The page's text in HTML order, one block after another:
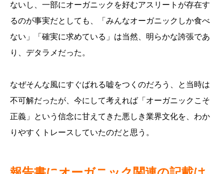
ないし、一部にオーガニックを好むアスリートが存在す
るのが事実だとしても、「みんなオーガニックしか食べ
ない」「確実に求めている」は当然、明らかな誇張であ
り、デタラメだった。
なぜそんな風にすぐばれる嘘をつくのだろう、と当時は
不可解だったが、今にして考えれば「オーガニックこそ
正義」という信念に甘えてきた悪しき業界文化を、わか
りやすくトレースしていたのだと思う。